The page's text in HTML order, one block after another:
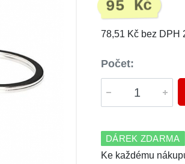
95 Kč
78,51 Kč bez DPH
Počet:
DÁREK ZDARMA
Ke každému